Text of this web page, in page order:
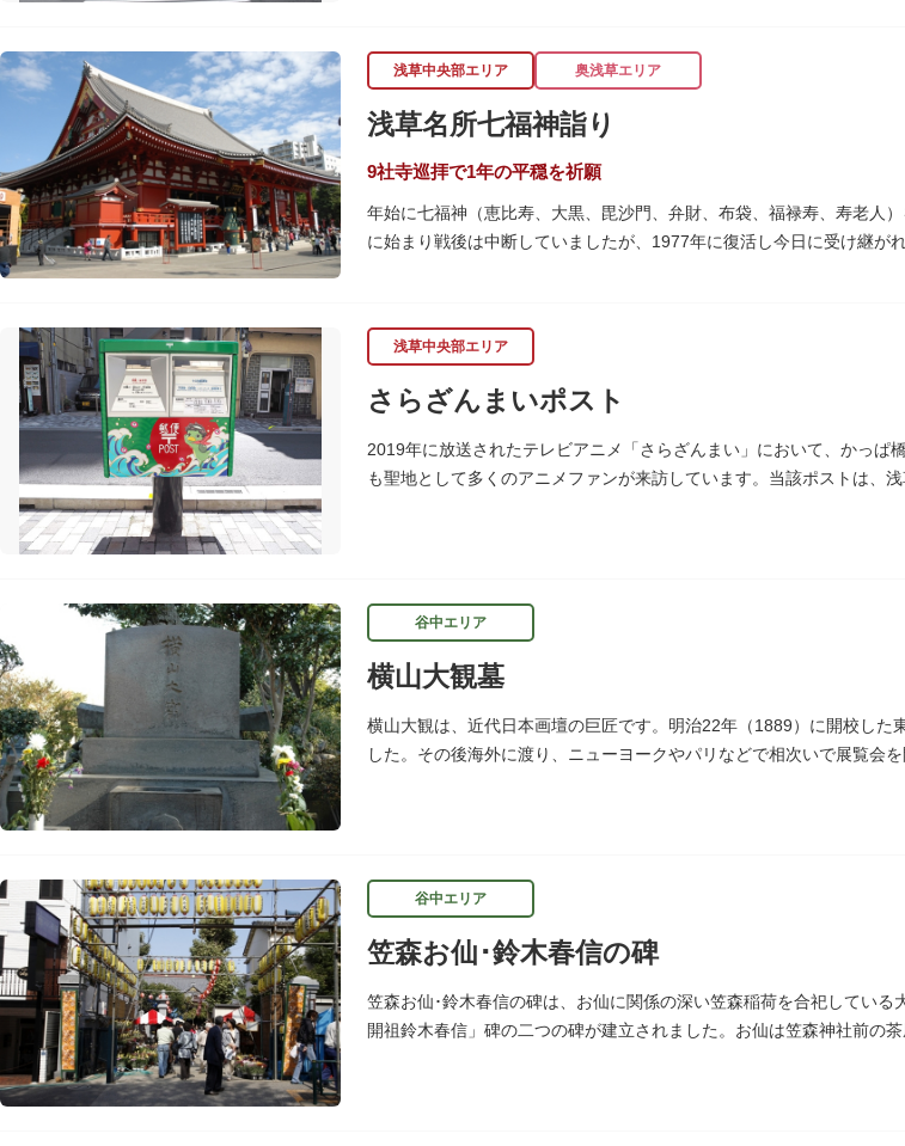
浅草中央部エリア 奥浅草エリア
浅草名所七福神詣り
9社寺巡拝で1年の平穏を祈願
年始に七福神（恵比寿、大黒、毘沙門、弁財、布袋、福禄寿、寿老人
に始まり戦後は中断していましたが、1977年に復活し今日に受け継が
「集まる」という縁起の良い意味を持つ故事に由来しているそうです
巡拝しましょう。
江戸文化発祥の地といわれる浅草には、観音様の境内を中心として広
訪ねながら江戸文化の面影を偲んでみてはいかがでしょうか。
御利益にあやかりながらの散策は、福徳と心の安らぎを与えてくれる
浅草中央部エリア
さらざんまいポスト
2019年に放送されたテレビアニメ「さらざんまい」において、かっ
も聖地として多くのアニメファンが来訪しています。当該ポストは、
谷中エリア
横山大観墓
横山大観は、近代日本画壇の巨匠です。明治22年（1889）に開校し
した。その後海外に渡り、ニューヨークやパリなどで相次いで展覧会
谷中エリア
笠森お仙･鈴木春信の碑
笠森お仙･鈴木春信の碑は、お仙に関係の深い笠森稲荷を合祀してい
開祖鈴木春信」碑の二つの碑が建立されました。お仙は笠森神社前の